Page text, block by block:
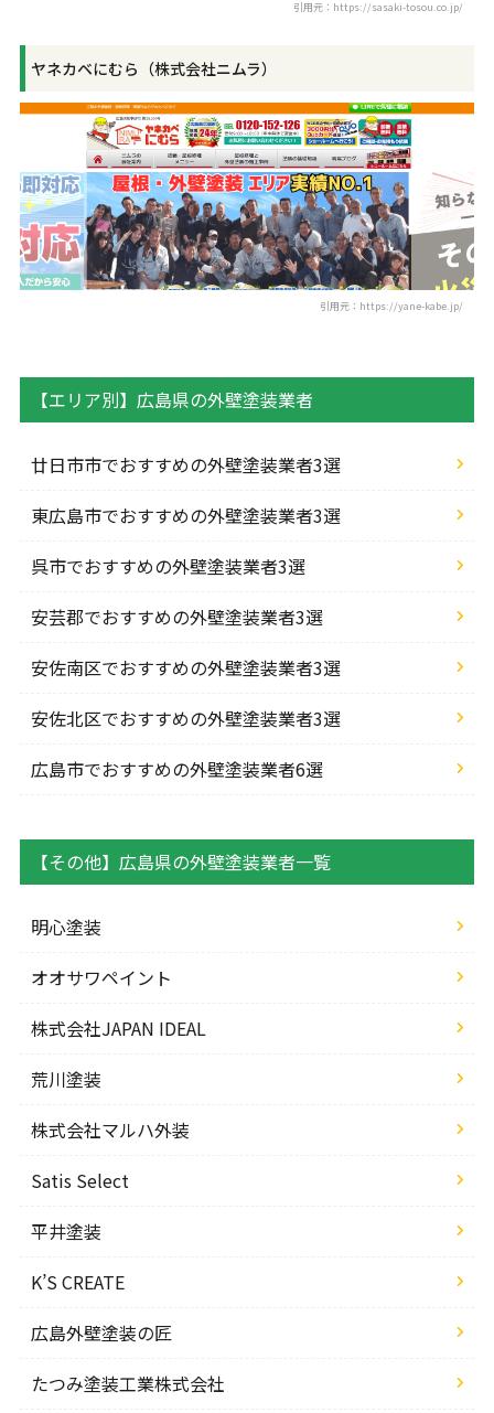
引用元：https://sasaki-tosou.co.jp/
ヤネカベにむら（株式会社ニムラ）
引用元：https://yane-kabe.jp/
【エリア別】広島県の外壁塗装業者
廿日市市でおすすめの外壁塗装業者3選
東広島市でおすすめの外壁塗装業者3選
呉市でおすすめの外壁塗装業者3選
安芸郡でおすすめの外壁塗装業者3選
安佐南区でおすすめの外壁塗装業者3選
安佐北区でおすすめの外壁塗装業者3選
広島市でおすすめの外壁塗装業者6選
【その他】広島県の外壁塗装業者一覧
明心塗装
オオサワペイント
株式会社JAPAN IDEAL
荒川塗装
株式会社マルハ外装
Satis Select
平井塗装
K’S CREATE
広島外壁塗装の匠
たつみ塗装工業株式会社